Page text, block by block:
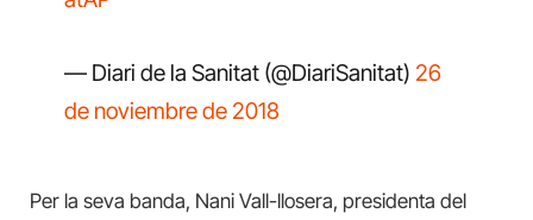
— Diari de la Sanitat (@DiariSanitat) 26
de noviembre de 2018
Per la seva banda, Nani Vall-llosera, presidenta del